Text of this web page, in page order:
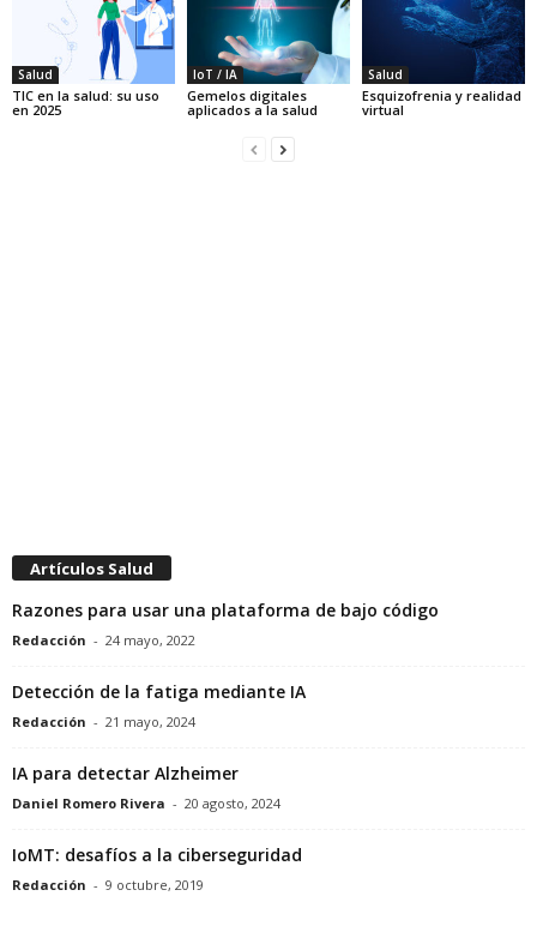
Salud
TIC en la salud: su uso
en 2025
IoT / IA
Gemelos digitales
aplicados a la salud
Salud
Esquizofrenia y realidad
virtual
Artículos Salud
Razones para usar una plataforma de bajo código
Redacción - 24 mayo, 2022
Detección de la fatiga mediante IA
Redacción - 21 mayo, 2024
IA para detectar Alzheimer
Daniel Romero Rivera - 20 agosto, 2024
IoMT: desafíos a la ciberseguridad
Redacción - 9 octubre, 2019